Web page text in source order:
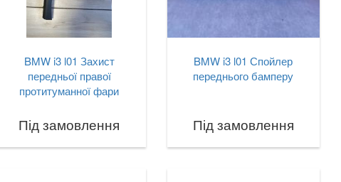
BMW i3 l01 Захист
передньої правої
протитуманної фари
Під замовлення
BMW i3 l01 Спойлер
переднього бамперу
Під замовлення